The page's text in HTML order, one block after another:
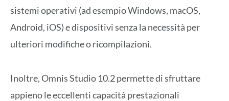
sistemi operativi (ad esempio Windows, macOS,
Android, iOS) e dispositivi senza la necessità per
ulteriori modifiche o ricompilazioni.
Inoltre, Omnis Studio 10.2 permette di sfruttare
appieno le eccellenti capacità prestazionali